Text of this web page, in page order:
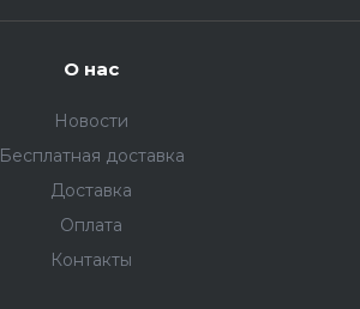
О нас
Новости
Бесплатная доставка
Доставка
Оплата
Контакты